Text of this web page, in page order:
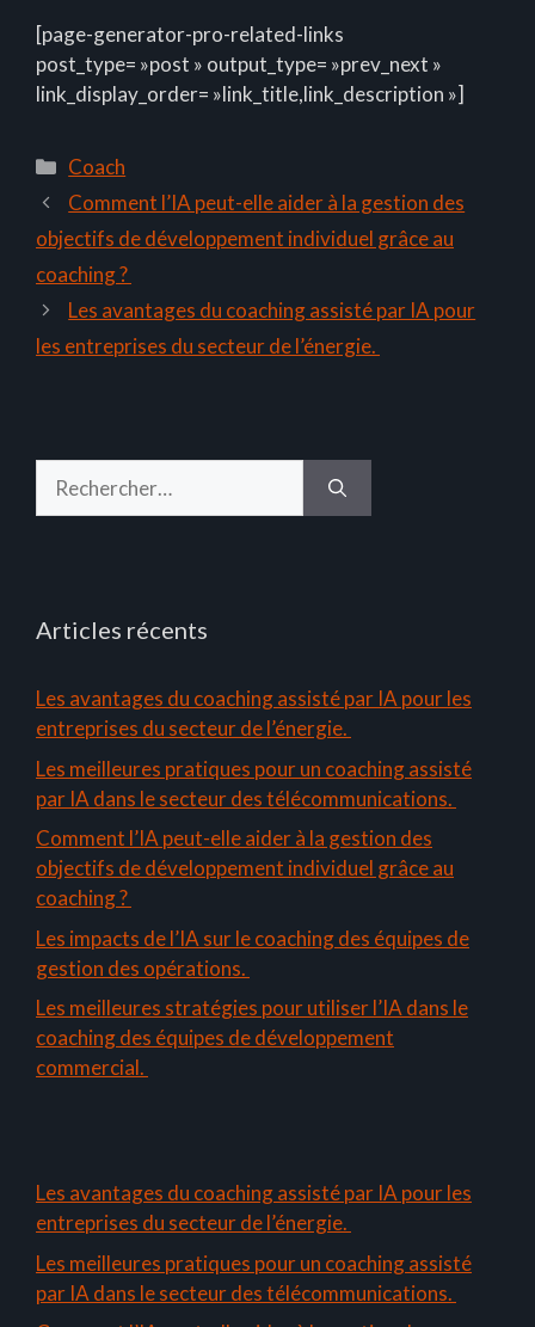
[page-generator-pro-related-links
post_type= »post » output_type= »prev_next »
link_display_order= »link_title,link_description »]
Catégories
Coach
Comment l’IA peut-elle aider à la gestion des
objectifs de développement individuel grâce au
coaching ?
Les avantages du coaching assisté par IA pour
les entreprises du secteur de l’énergie.
Articles récents
Les avantages du coaching assisté par IA pour les
entreprises du secteur de l’énergie.
Les meilleures pratiques pour un coaching assisté
par IA dans le secteur des télécommunications.
Comment l’IA peut-elle aider à la gestion des
objectifs de développement individuel grâce au
coaching ?
Les impacts de l’IA sur le coaching des équipes de
gestion des opérations.
Les meilleures stratégies pour utiliser l’IA dans le
coaching des équipes de développement
commercial.
Les avantages du coaching assisté par IA pour les
entreprises du secteur de l’énergie.
Les meilleures pratiques pour un coaching assisté
par IA dans le secteur des télécommunications.